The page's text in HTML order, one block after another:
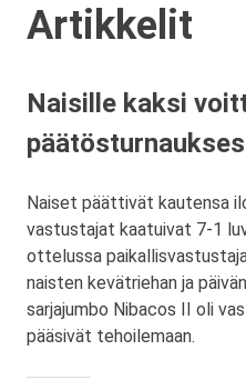
Artikkelit
Naisille kaksi
Naiset päättivät kautensa
vastustajat kaatuivat 7-1
ottelussa
naisten kevätriehan ja
sarjajumbo Nibacos II oli
pääsivät tehoilemaan.